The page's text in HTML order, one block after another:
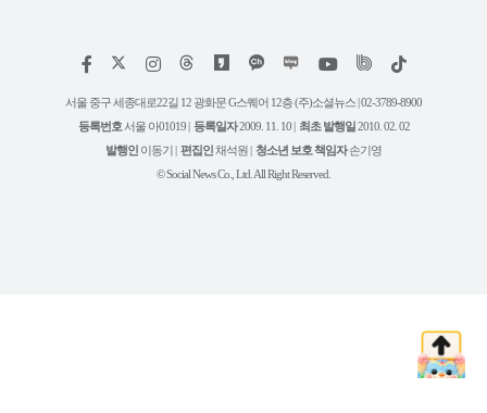
페
스
인
타
램
위
트
유
튜
틱
서울 중구 세종대로22길 12 광화문 G스퀘어 12층 (주)소셜뉴스 | 02-3789-8900
등록번호 서울 아01019 | 등록일자2009. 11. 10 | 최초 발행일2010. 02. 02
발행인 이동기 | 편집인채석원 | 청소년 보호 책임자손기영
© Social News Co., Ltd. All Right Reserved.